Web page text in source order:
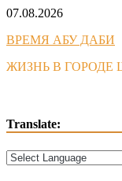
Skip
content
07.08.2026
ВРЕМЯ АБУ ДАБИ
ЖИЗНЬ В ГОРОДЕ
Translate: